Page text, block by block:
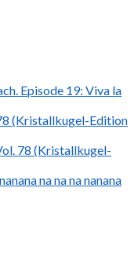
Episode 19: Viva la
(Kristallkugel-Edition
78 (Kristallkugel-
na na na nanana